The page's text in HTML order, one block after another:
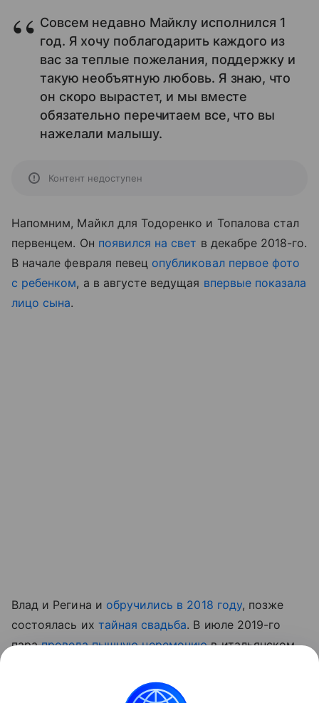
Совсем недавно Майклу исполнился 1
год. Я хочу поблагодарить каждого из
вас за теплые пожелания, поддержку и
такую необъятную любовь. Я знаю, что
он скоро вырастет, и мы вместе
обязательно перечитаем все, что вы
нажелали малышу.
Контент недоступен
Напомним, Майкл для Тодоренко и Топалова стал
первенцем. Он появился на свет в декабре 2018-го.
В начале февраля певец опубликовал первое фото
с ребенком, а в августе ведущая впервые показала
лицо сына.
Влад и Регина и обручились в 2018 году, позже
состоялась их тайная свадьба. В июле 2019-го
парапровела пышную церемониюв итальянском